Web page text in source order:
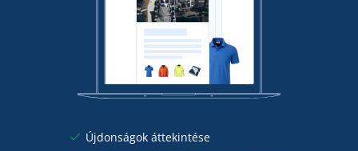
Újdonságok áttekintése